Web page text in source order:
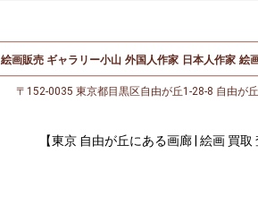
絵画販売 ギャラリー小山 外国人作家 日本人作家 絵
〒152-0035 東京都目黒区自由が丘1-28-8 自由が
【東京 自由が丘にある画廊 | 絵画 買取